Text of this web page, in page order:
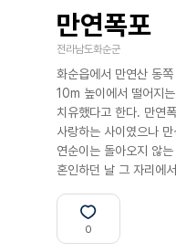
국내맛집
고수의레시피
음식용어사전
만연폭포
전라남도화순군
화순읍에서 만연산 동
10m 높이에서 떨어지
치유했다고 한다. 만연
사랑하는 사이였으나
연순이는 돌아오지 않
혼인하던 날 그 자리에
0